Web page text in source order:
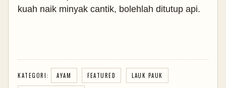
kuah naik minyak cantik, bolehlah ditutup api.
KATEGORI: AYAM FEATURED LAUK PAUK